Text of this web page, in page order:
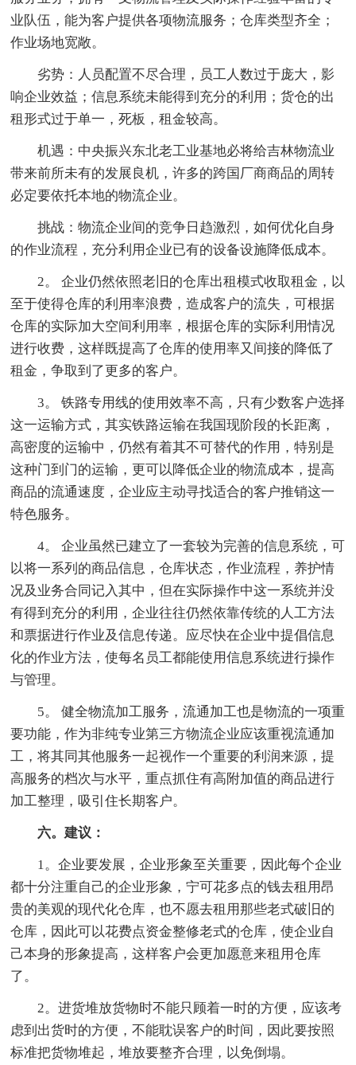
业队伍，能为客户提供各项物流服务；仓库类型齐全；
作业场地宽敞。
劣势：人员配置不尽合理，员工人数过于庞大，影
响企业效益；信息系统未能得到充分的利用；货仓的出
租形式过于单一，死板，租金较高。
机遇：中央振兴东北老工业基地必将给吉林物流业
带来前所未有的发展良机，许多的跨国厂商商品的周转
必定要依托本地的物流企业。
挑战：物流企业间的竞争日趋激烈，如何优化自身
的作业流程，充分利用企业已有的设备设施降低成本。
2。 企业仍然依照老旧的仓库出租模式收取租金，以
至于使得仓库的利用率浪费，造成客户的流失，可根据
仓库的实际加大空间利用率，根据仓库的实际利用情况
进行收费，这样既提高了仓库的使用率又间接的降低了
租金，争取到了更多的客户。
3。 铁路专用线的使用效率不高，只有少数客户选择
这一运输方式，其实铁路运输在我国现阶段的长距离，
高密度的运输中，仍然有着其不可替代的作用，特别是
这种门到门的运输，更可以降低企业的物流成本，提高
商品的流通速度，企业应主动寻找适合的客户推销这一
特色服务。
4。 企业虽然已建立了一套较为完善的信息系统，可
以将一系列的商品信息，仓库状态，作业流程，养护情
况及业务合同记入其中，但在实际操作中这一系统并没
有得到充分的利用，企业往往仍然依靠传统的人工方法
和票据进行作业及信息传递。应尽快在企业中提倡信息
化的作业方法，使每名员工都能使用信息系统进行操作
与管理。
5。 健全物流加工服务，流通加工也是物流的一项重
要功能，作为非纯专业第三方物流企业应该重视流通加
工，将其同其他服务一起视作一个重要的利润来源，提
高服务的档次与水平，重点抓住有高附加值的商品进行
加工整理，吸引住长期客户。
六。建议：
1。企业要发展，企业形象至关重要，因此每个企业
都十分注重自己的企业形象，宁可花多点的钱去租用昂
贵的美观的现代化仓库，也不愿去租用那些老式破旧的
仓库，因此可以花费点资金整修老式的仓库，使企业自
己本身的形象提高，这样客户会更加愿意来租用仓库
了。
2。进货堆放货物时不能只顾着一时的方便，应该考
虑到出货时的方便，不能耽误客户的时间，因此要按照
标准把货物堆起，堆放要整齐合理，以免倒塌。